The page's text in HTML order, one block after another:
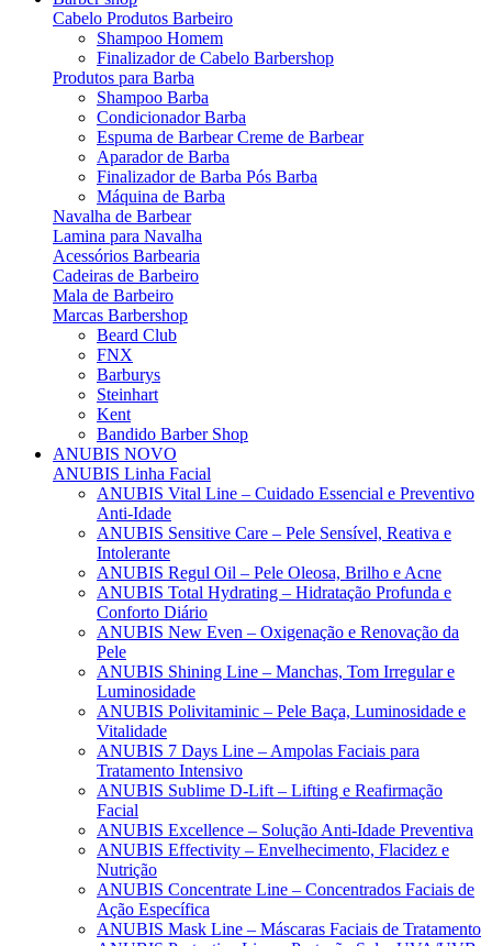
Cabelo Produtos Barbeiro
Shampoo Homem
Finalizador de Cabelo Barbershop
Produtos para Barba
Shampoo Barba
Condicionador Barba
Espuma de Barbear Creme de Barbear
Aparador de Barba
Finalizador de Barba Pós Barba
Máquina de Barba
Navalha de Barbear
Lamina para Navalha
Acessórios Barbearia
Cadeiras de Barbeiro
Mala de Barbeiro
Marcas Barbershop
Beard Club
FNX
Barburys
Steinhart
Kent
Bandido Barber Shop
ANUBIS NOVO
ANUBIS Linha Facial
ANUBIS Vital Line – Cuidado Essencial e Preventivo
Anti-Idade
ANUBIS Sensitive Care – Pele Sensível, Reativa e
Intolerante
ANUBIS Regul Oil – Pele Oleosa, Brilho e Acne
ANUBIS Total Hydrating – Hidratação Profunda e
Conforto Diário
ANUBIS New Even – Oxigenação e Renovação da
Pele
ANUBIS Shining Line – Manchas, Tom Irregular e
Luminosidade
ANUBIS Polivitaminic – Pele Baça, Luminosidade e
Vitalidade
ANUBIS 7 Days Line – Ampolas Faciais para
Tratamento Intensivo
ANUBIS Sublime D-Lift – Lifting e Reafirmação
Facial
ANUBIS Excellence – Solução Anti-Idade Preventiva
ANUBIS Effectivity – Envelhecimento, Flacidez e
Nutrição
ANUBIS Concentrate Line – Concentrados Faciais de
Ação Específica
ANUBIS Mask Line – Máscaras Faciais de Tratamento